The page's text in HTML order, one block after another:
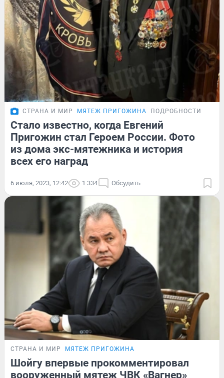
СТРАНА И МИР МЯТЕЖ ПРИГОЖИНА ПОДРОБНОСТИ
Стало известно, когда Евгений
Пригожин стал Героем России. Фото
из дома экс-мятежника и история
всех его наград
6 июля, 2023, 12:42 1 334 Обсудить
СТРАНА И МИР МЯТЕЖ ПРИГОЖИНА
Шойгу впервые прокомментировал
вооруженный мятеж ЧВК «Вагнер»